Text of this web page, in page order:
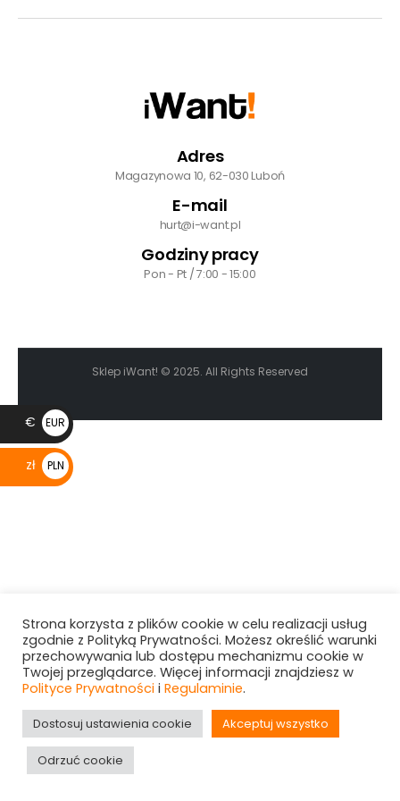
Adres
Magazynowa 10, 62-030 Luboń
E-mail
hurt@i-want.pl
Godziny pracy
Pon - Pt / 7:00 - 15:00
Sklep iWant! © 2025. All Rights Reserved
Strona korzysta z plików cookie w celu realizacji usług
zgodnie z Polityką Prywatności. Możesz określić warunki
przechowywania lub dostępu mechanizmu cookie w
Twojej przeglądarce. Więcej informacji znajdziesz w
Polityce Prywatności i Regulaminie.
Dostosuj ustawienia cookie Akceptuj wszystko
Odrzuć cookie
€
EUR
€
zł
PLN
zł